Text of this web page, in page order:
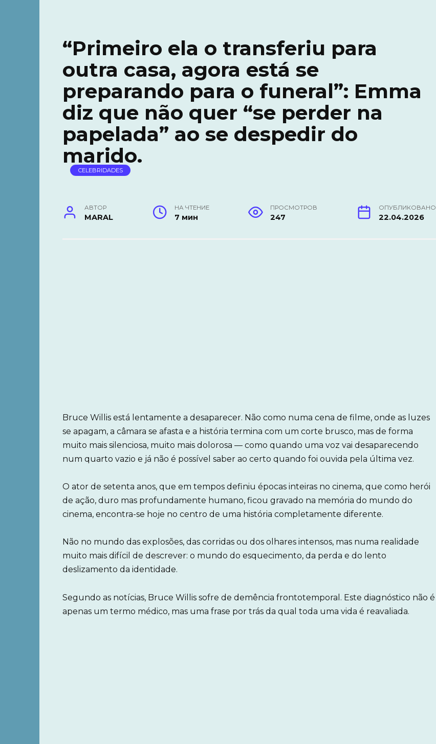
“Primeiro ela o transferiu para
outra casa, agora está se
preparando para o funeral”: Emma
diz que não quer “se perder na
papelada” ao se despedir do
marido.
CELEBRIDADES
АВТОР
MARAL
НА ЧТЕНИЕ
7 мин
ПРОСМОТРОВ
247
ОПУБЛИКОВАНО
22.04.2026
Bruce Willis está lentamente a desaparecer. Não como numa cena de filme, onde as luzes
se apagam, a câmara se afasta e a história termina com um corte brusco, mas de forma
muito mais silenciosa, muito mais dolorosa — como quando uma voz vai desaparecendo
num quarto vazio e já não é possível saber ao certo quando foi ouvida pela última vez.
O ator de setenta anos, que em tempos definiu épocas inteiras no cinema, que como herói
de ação, duro mas profundamente humano, ficou gravado na memória do mundo do
cinema, encontra-se hoje no centro de uma história completamente diferente.
Não no mundo das explosões, das corridas ou dos olhares intensos, mas numa realidade
muito mais difícil de descrever: o mundo do esquecimento, da perda e do lento
deslizamento da identidade.
Segundo as notícias, Bruce Willis sofre de demência frontotemporal. Este diagnóstico não é
apenas um termo médico, mas uma frase por trás da qual toda uma vida é reavaliada.